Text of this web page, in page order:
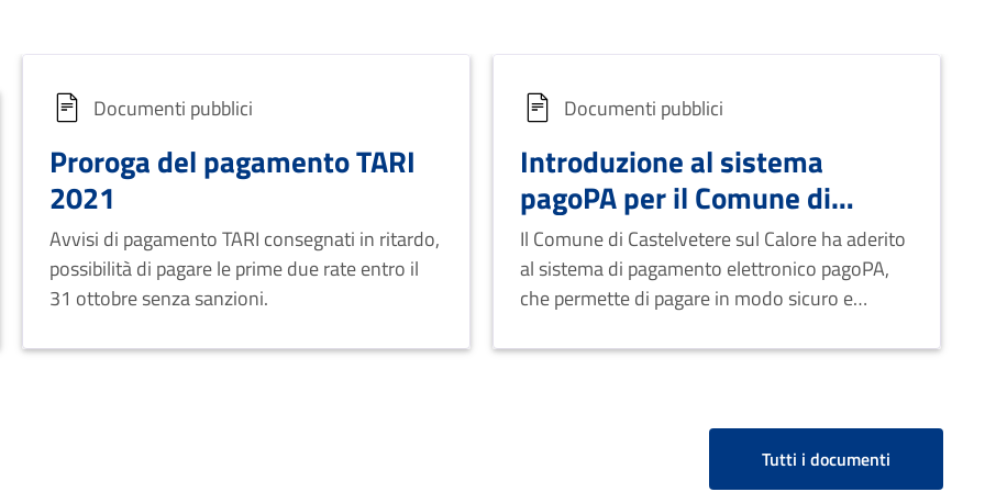
Documenti pubblici
Proroga del pagamento TARI
2021
Avvisi di pagamento TARI consegnati in ritardo,
possibilità di pagare le prime due rate entro il
31 ottobre senza sanzioni.
Documenti pubblici
Introduzione al sistema
pagoPA per il Comune di
Castelvetere sul Calore
Il Comune di Castelvetere sul Calore ha aderito
al sistema di pagamento elettronico pagoPA,
che permette di pagare in modo sicuro e
presso un istituto bancario. Il servizio è attivo
Tutti i documenti